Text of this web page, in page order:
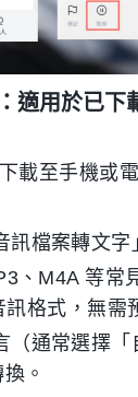
適用於已下
載至手機或
訊檔案轉文字
、M4A 等常
格式，無需
（通常選擇「
。